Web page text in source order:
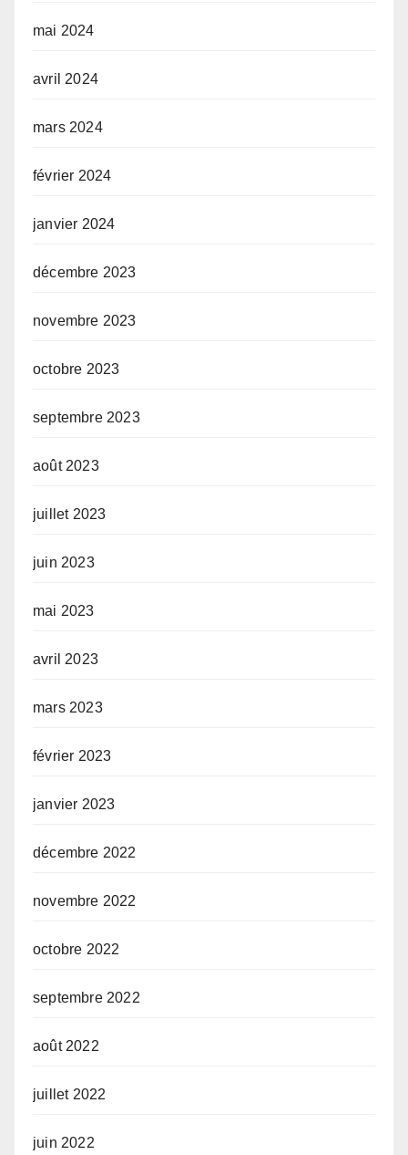
mai 2024
avril 2024
mars 2024
février 2024
janvier 2024
décembre 2023
novembre 2023
octobre 2023
septembre 2023
août 2023
juillet 2023
juin 2023
mai 2023
avril 2023
mars 2023
février 2023
janvier 2023
décembre 2022
novembre 2022
octobre 2022
septembre 2022
août 2022
juillet 2022
juin 2022